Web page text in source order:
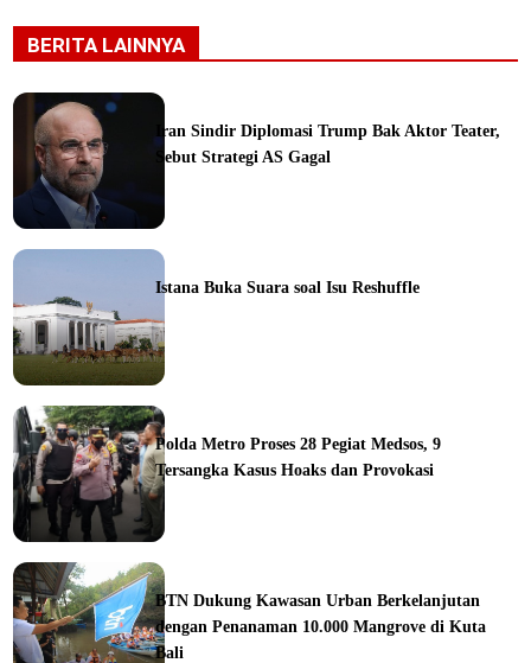
BERITA LAINNYA
Iran Sindir Diplomasi Trump Bak Aktor Teater,
Sebut Strategi AS Gagal
Istana Buka Suara soal Isu Reshuffle
Polda Metro Proses 28 Pegiat Medsos, 9
Tersangka Kasus Hoaks dan Provokasi
BTN Dukung Kawasan Urban Berkelanjutan
dengan Penanaman 10.000 Mangrove di Kuta
Bali